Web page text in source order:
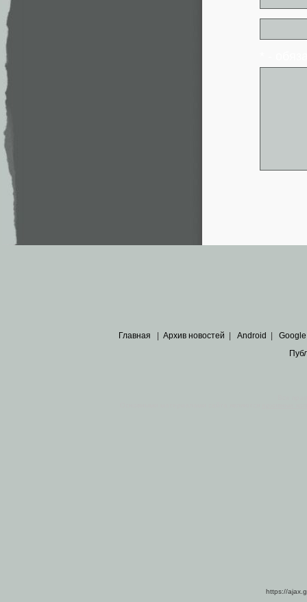
Главная | Архив новостей | Android | Google
https://